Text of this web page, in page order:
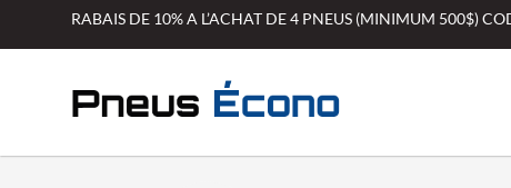
RABAIS DE 10% A L’ACHAT DE 4 PNEUS (MINIMUM 500$)